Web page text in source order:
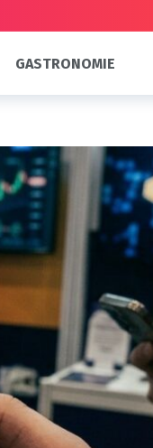
GASTRONOMIE